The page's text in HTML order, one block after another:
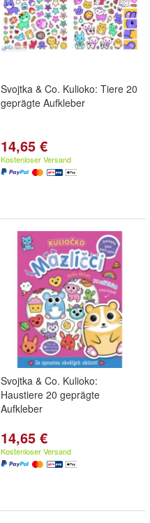
Svojtka & Co. Kulioko: Tiere 20
geprägte Aufkleber
14,65 €
Kostenloser Versand
Svojtka & Co. Kulioko:
Haustiere 20 geprägte
Aufkleber
14,65 €
Kostenloser Versand